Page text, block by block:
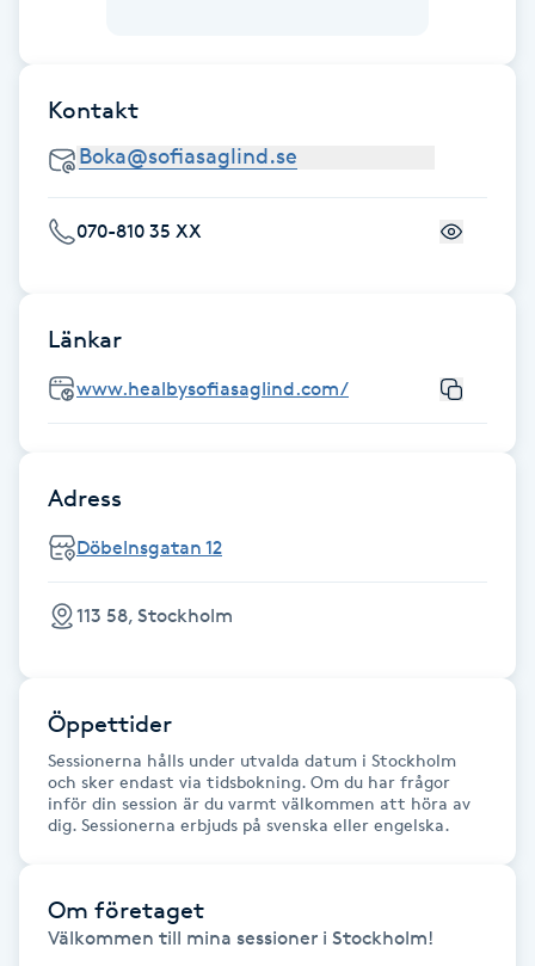
Fransar
Fransborttagning
Fransfärgning
Fransförlängning Megavolym
Fransförlängning Volym
Fransk manikyr
Fransrengöring
Friskvård
Friskvårdsmassage
Kontakt
070-810 35 XX
Länkar
www.healbysofiasaglind.com/
Adress
Döbelnsgatan 12
113 58, Stockholm
Öppettider
Sessionerna hålls under utvalda datum i Stockholm
och sker endast via tidsbokning. Om du har frågor
inför din session är du varmt välkommen att höra av
dig. Sessionerna erbjuds på svenska eller engelska.
Om företaget
Välkommen till mina sessioner i Stockholm!